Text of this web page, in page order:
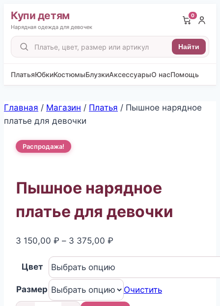
Купи детям
Нарядная одежда для девочек
Поиск
товаров
Найти
0
ПлатьяЮбкиКостюмыБлузкиАксессуарыО насПомощь
Перейти
к
Главная / Магазин / Платья / Пышное нарядное
платье для девочки
Распродажа!
Пышное нарядное
платье для девочки
3 150,00 ₽ – 3 375,00 ₽
3
150,00 ₽
–
Цвет
Размер Очистить